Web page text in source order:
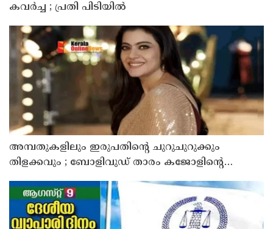
കവർച്ച ; പ്രതി പിടിയിൽ
അമ്പതുകളിലും ഇരുപതിന്റെ ചുറുചുറുക്കും
തിളക്കവും ; ബോളിവുഡ് താരം കജോളിന്റെ